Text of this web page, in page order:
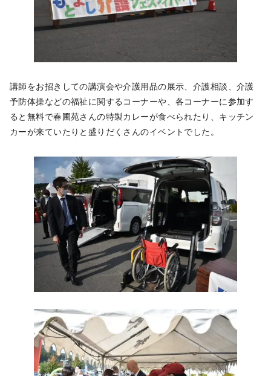
講師をお招きしての講演会や介護用品の展示、介護相談、介護
予防体操などの福祉に関するコーナーや、各コーナーに参加す
ると無料で春圃苑さんの特製カレーが食べられたり、キッチン
カーが来ていたりと盛りだくさんのイベントでした。